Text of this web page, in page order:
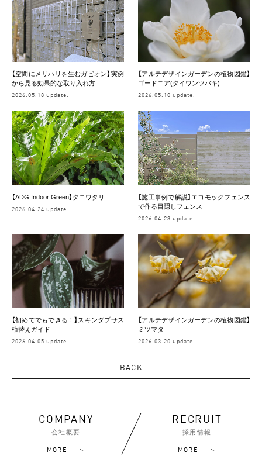
【空間にメリハリを生むガビオン】実例
から見る効果的な取り入れ方
2026.05.18 update.
【アルテデザインガーデンの植物図鑑】
ゴードニア(タイワンツバキ)
2026.05.10 update.
【ADG Indoor Green】タニワタリ
2026.04.24 update.
【施工事例で解説】エコモックフェンス
で作る目隠しフェンス
2026.04.23 update.
【初めてでもできる！】スキンダプサス
植替えガイド
2026.04.05 update.
【アルテデザインガーデンの植物図鑑】
ミツマタ
2026.03.20 update.
BACK
COMPANY
会社概要
MORE
RECRUIT
採用情報
MORE